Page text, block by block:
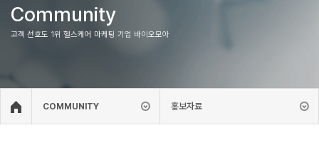
Community
고객 선호도 1위 헬스케어 마케팅 기업 바이오모아
COMMUNITY 홍보자료